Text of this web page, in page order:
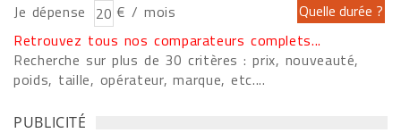
Je dépense
€ / mois
Retrouvez tous nos comparateurs complets...
Recherche sur plus de 30 critères : prix, nouveauté,
poids, taille, opérateur, marque, etc....
PUBLICITÉ